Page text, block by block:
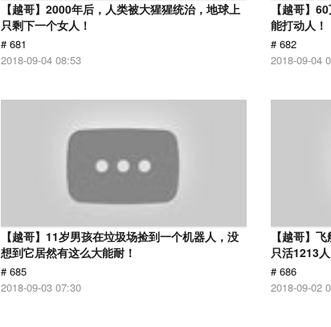
【越哥】2000年后，人类被大猩猩统治，地球上
只剩下一个女人！
# 681
2018-09-04 08:53
【越哥】
能打动人！
# 682
2018-09-04
【越哥】11岁男孩在垃圾场捡到一个机器人，没
想到它居然有这么大能耐！
# 685
2018-09-03 07:30
【越哥】
只活1213
# 686
2018-09-02